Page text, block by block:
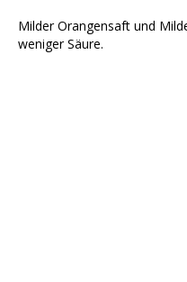
Milder Orangensaft und
weniger Säure.